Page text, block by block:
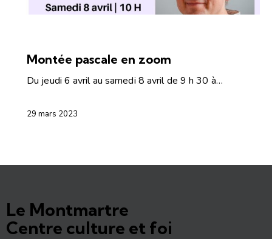
Montée pascale en zoom
Du jeudi 6 avril au samedi 8 avril de 9 h 30 à…
29 mars 2023
Le Montmartre
Centre culture et foi